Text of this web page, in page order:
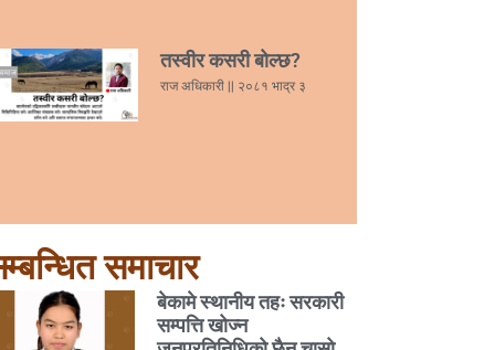
तस्वीर कसरी बोल्छ?
राज अधिकारी २०८१ भाद्र ३
समाचार
बेकामे स्थानीय तहः सरकारी
सम्पत्ति खोज्न